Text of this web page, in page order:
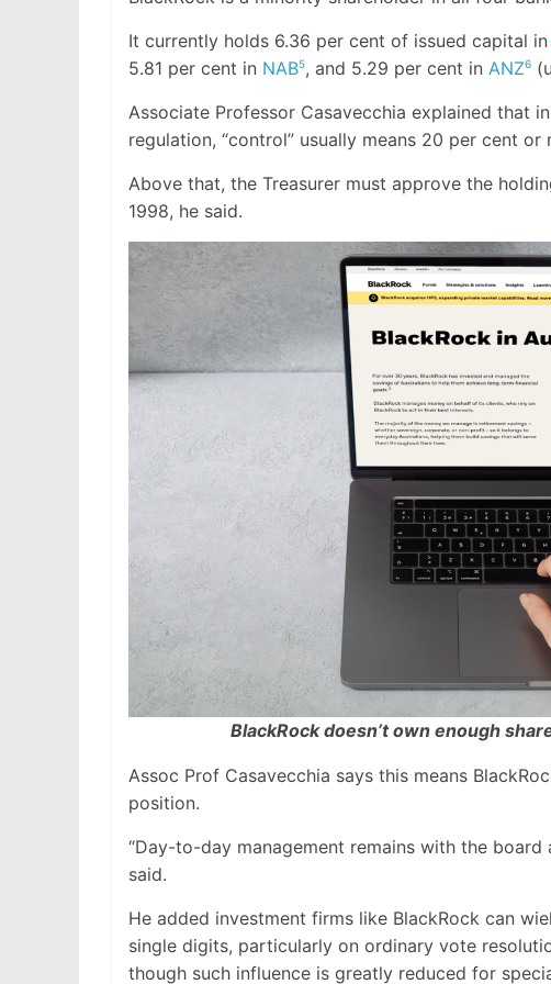
It currently holds 6.36 per cent of issued capital in
5.81 per cent in NAB5, and 5.29 per cent in ANZ6
Associate Professor Casavecchia explained that
regulation, “control” usually means 20 per cent
Above that, the Treasurer must approve the
1998, he said.
BlackRock doesn’t own enough
Assoc Prof Casavecchia says this means
position.
“Day-to-day management remains with the
said.
He added investment firms like BlackRock can
single digits, particularly on ordinary vote
though such influence is greatly reduced for